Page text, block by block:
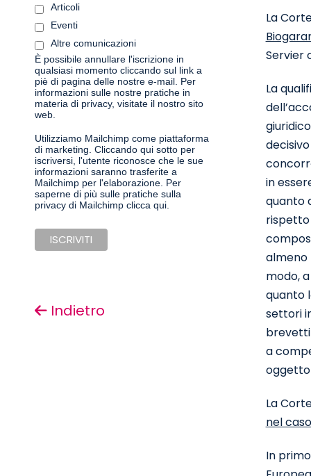
La
Servier
La
in
quanto
almeno
modo,
quanto
settori
brevetti
a
La
nel
In
Articoli
Eventi
Altre comunicazioni
È possibile annullare l'iscrizione in
qualsiasi momento cliccando sul link a
piè di pagina delle nostre e-mail. Per
informazioni sulle nostre pratiche in
materia di privacy, visitate il nostro sito
web.
Utilizziamo Mailchimp come piattaforma
di marketing. Cliccando qui sotto per
iscriversi, l'utente riconosce che le sue
informazioni saranno trasferite a
Mailchimp per l'elaborazione. Per
saperne di più sulle pratiche sulla
privacy di Mailchimp clicca qui.
Indietro